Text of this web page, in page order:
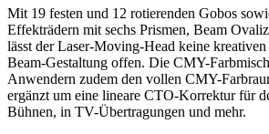
Mit 19 festen und 12 rotierenden Gobos
Effekträdern mit sechs Prismen, Beam
lässt der Laser-Moving-Head keine
Beam-Gestaltung offen. Die CMY-
Anwendern zudem den vollen CMY-
ergänzt um eine lineare CTO-Korrektur für
Bühnen, in TV-Übertragungen und mehr.